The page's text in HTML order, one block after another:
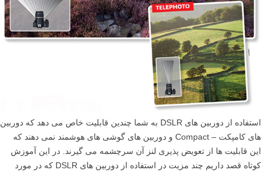
استفاده از دوربین های DSLR به شما چندین قابلیت خاص می دهد که دوربین
های کامپکت – Compact و دوربین های گوشی های هوشمند نمی دهند که
این قابلیت ها از تعویض پذیری لنز آن سرچشمه می گیرند. در این آموزش
کوتاه قصد داریم چند مزیت در استفاده از دوربین های DSLR که در مورد